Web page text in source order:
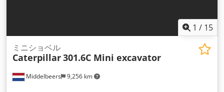
1 / 15
Middelbeers 9,256 km
ミニショベル
Caterpillar301.6C Mini excavator